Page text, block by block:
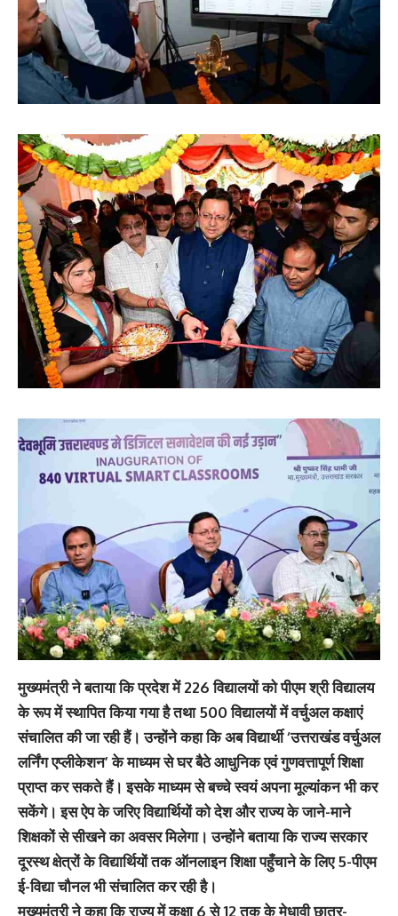
मुख्यमंत्री ने बताया कि प्रदेश में 226 विद्यालयों को पीएम श्री विद्यालय
के रूप में स्थापित किया गया है तथा 500 विद्यालयों में वर्चुअल कक्षाएं
संचालित की जा रही हैं। उन्होंने कहा कि अब विद्यार्थी ‘उत्तराखंड वर्चुअल
लर्निंग एप्लीकेशन’ के माध्यम से घर बैठे आधुनिक एवं गुणवत्तापूर्ण शिक्षा
प्राप्त कर सकते हैं। इसके माध्यम से बच्चे स्वयं अपना मूल्यांकन भी कर
सकेंगे। इस ऐप के जरिए विद्यार्थियों को देश और राज्य के जाने-माने
शिक्षकों से सीखने का अवसर मिलेगा। उन्होंने बताया कि राज्य सरकार
दूरस्थ क्षेत्रों के विद्यार्थियों तक ऑनलाइन शिक्षा पहुँचाने के लिए 5-पीएम
ई-विद्या चौनल भी संचालित कर रही है।
मुख्यमंत्री ने कहा कि राज्य में कक्षा 6 से 12 तक के मेधावी छात्र-